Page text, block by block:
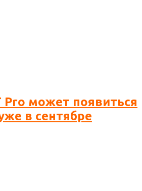
Pro может появиться
в сентябре